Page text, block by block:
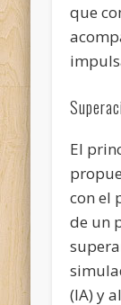
que
El
con el
de un
(IA) y